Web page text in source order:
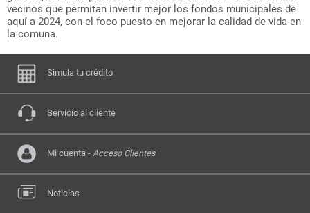
vecinos que permitan invertir mejor los fondos municipales de
aquí a 2024, con el foco puesto en mejorar la calidad de vida en
la comuna.
Simula tu crédito
Servicio al cliente
Mi cuenta - Acceso Clientes
Noticias